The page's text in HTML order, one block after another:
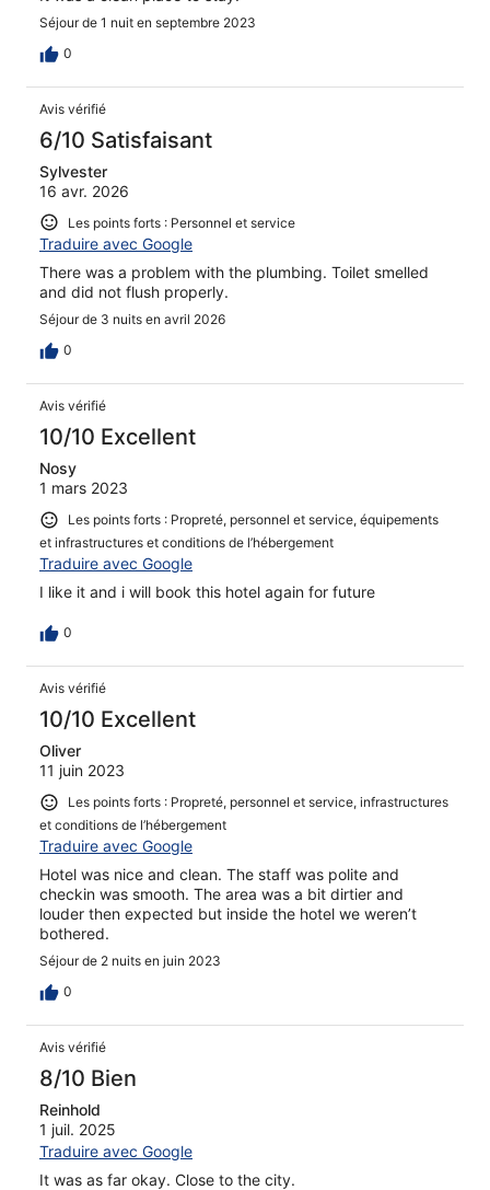
Séjour de 1 nuit en septembre 2023
0
Avis vérifié
6/10 Satisfaisant
Sylvester
16 avr. 2026
Les points forts : Personnel et service
Traduire avec Google
There was a problem with the plumbing. Toilet smelled
and did not flush properly.
Séjour de 3 nuits en avril 2026
0
Avis vérifié
10/10 Excellent
Nosy
1 mars 2023
Les points forts : Propreté, personnel et service, équipements
et infrastructures et conditions de l’hébergement
Traduire avec Google
I like it and i will book this hotel again for future
0
Avis vérifié
10/10 Excellent
Oliver
11 juin 2023
Les points forts : Propreté, personnel et service, infrastructures
et conditions de l’hébergement
Traduire avec Google
Hotel was nice and clean. The staff was polite and
checkin was smooth. The area was a bit dirtier and
louder then expected but inside the hotel we weren’t
bothered.
Séjour de 2 nuits en juin 2023
0
Avis vérifié
8/10 Bien
Reinhold
1 juil. 2025
Traduire avec Google
It was as far okay. Close to the city.